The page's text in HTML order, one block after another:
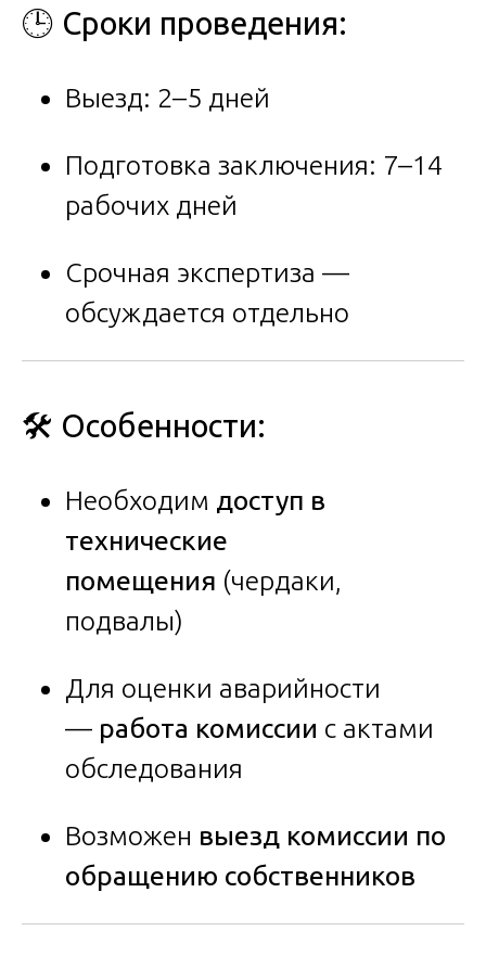
🕒 Сроки проведения:
Выезд: 2–5 дней
Подготовка заключения: 7–14
рабочих дней
Срочная экспертиза —
обсуждается отдельно
🛠 Особенности:
Необходим доступ в
технические
помещения (чердаки,
подвалы)
Для оценки аварийности
— работа комиссии с актами
обследования
Возможен выезд комиссии по
обращению собственников